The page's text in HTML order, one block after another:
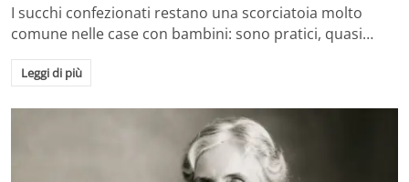
I succhi confezionati restano una scorciatoia molto
comune nelle case con bambini: sono pratici, quasi…
Leggi di più